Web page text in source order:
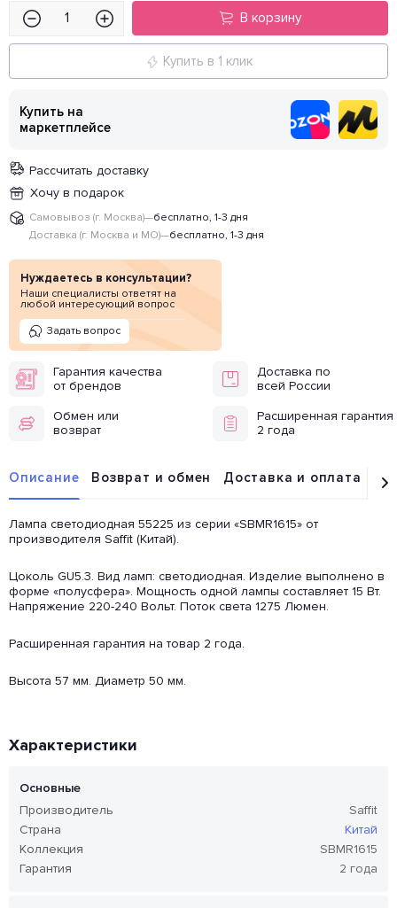
В корзину
Купить в 1 клик
Купить на
маркетплейсе
Рассчитать доставку
Хочу в подарок
Самовывоз (г. Москва)—бесплатно, 1-3 дня
Доставка (г. Москва и МО)—бесплатно, 1-3 дня
Нуждаетесь в консультации?
Наши специалисты ответят на
любой интересующий вопрос
Задать вопрос
Гарантия качества
от брендов
Доставка по
всей России
Обмен или
возврат
Расширенная гарантия
2 года
Описание Возврат и обмен Доставка и оплата
Лампа светодиодная 55225 из серии «SBMR1615» от
производителя Saffit (Китай).
Цоколь GU5.3. Вид ламп: светодиодная. Изделие выполнено в
форме «полусфера». Мощность одной лампы составляет 15 Вт.
Напряжение 220-240 Вольт. Поток света 1275 Люмен.
Расширенная гарантия на товар 2 года.
Высота 57 мм. Диаметр 50 мм.
Характеристики
Основные
Производитель
Saffit
Страна
Китай
Коллекция
SBMR1615
Гарантия
2 года